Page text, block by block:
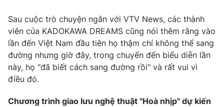
Sau cuộc trò chuyện ngắn với VTV News, các thành
viên của KADOKAWA DREAMS cũng nói thêm rằng vào
lần đến Việt Nam đầu tiên họ thậm chí không thể sang
đường nhưng giờ đây, trong chuyến đến biểu diễn lần
này, họ "đã biết cách sang đường rồi" và rất vui vì
điều đó.
Chương trình giao lưu nghệ thuật "Hoà nhịp" dự kiến